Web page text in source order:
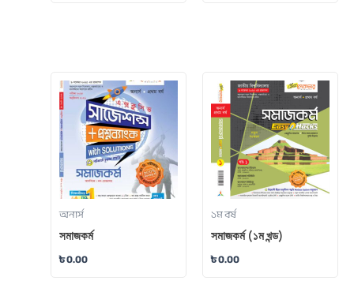
অনার্স
সমাজকর্ম
৳0.00
১ম বর্ষ
সমাজকর্ম (১ম খন্ড)
৳0.00